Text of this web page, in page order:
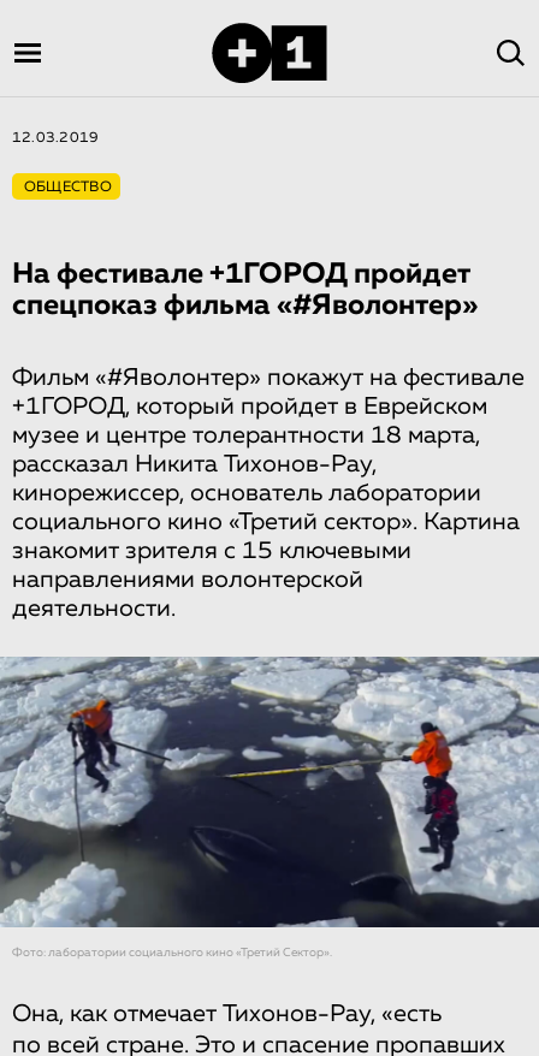
12.03.2019
ОБЩЕСТВО
На фестивале +1ГОРОД пройдет
спецпоказ фильма «#Яволон­тер»
Фильм «#Яволонтер» покажут на фестивале
+1ГОРОД, который пройдет в Еврейском
музее и центре толерантности 18 марта,
рассказал Никита Тихонов-Рау,
кинорежиссер, основатель лаборатории
социального кино «Третий сектор». Картина
знакомит зрителя с 15 ключевыми
направлениями волонтерской
деятельности.
Фото: лаборатории социального кино «Третий Сектор».
Она, как отмечает Тихонов-Рау, «есть
по всей стране. Это и спасение пропавших